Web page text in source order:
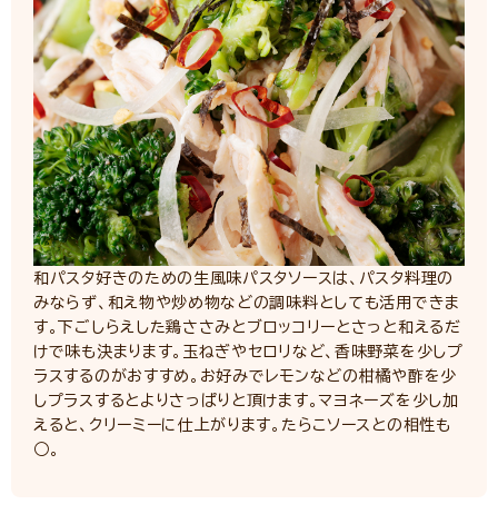
和パスタ好きのための生風味パスタソースは、パスタ料理の
みならず、和え物や炒め物などの調味料としても活用できま
す。下ごしらえした鶏ささみとブロッコリーとさっと和えるだ
けで味も決まります。玉ねぎやセロリなど、香味野菜を少しプ
ラスするのがおすすめ。お好みでレモンなどの柑橘や酢を少
しプラスするとよりさっぱりと頂けます。マヨネーズを少し加
えると、クリーミーに仕上がります。たらこソースとの相性も
○。